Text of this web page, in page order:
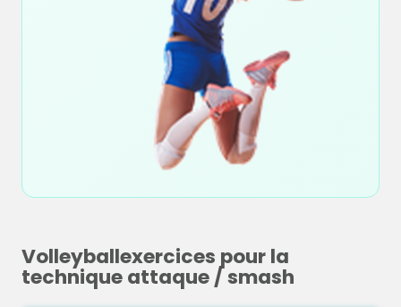
Volleyballexercices pour la
technique attaque / smash